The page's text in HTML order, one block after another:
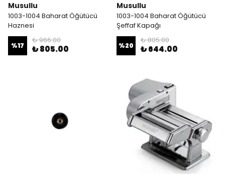
Musullu
1003-1004 Baharat Öğütücü
Haznesi
%17
₺ 966.00
₺ 805.00
Musullu
1003-1004 Baharat Öğütücü
Şeffaf Kapağı
%20
₺ 805.00
₺ 644.00